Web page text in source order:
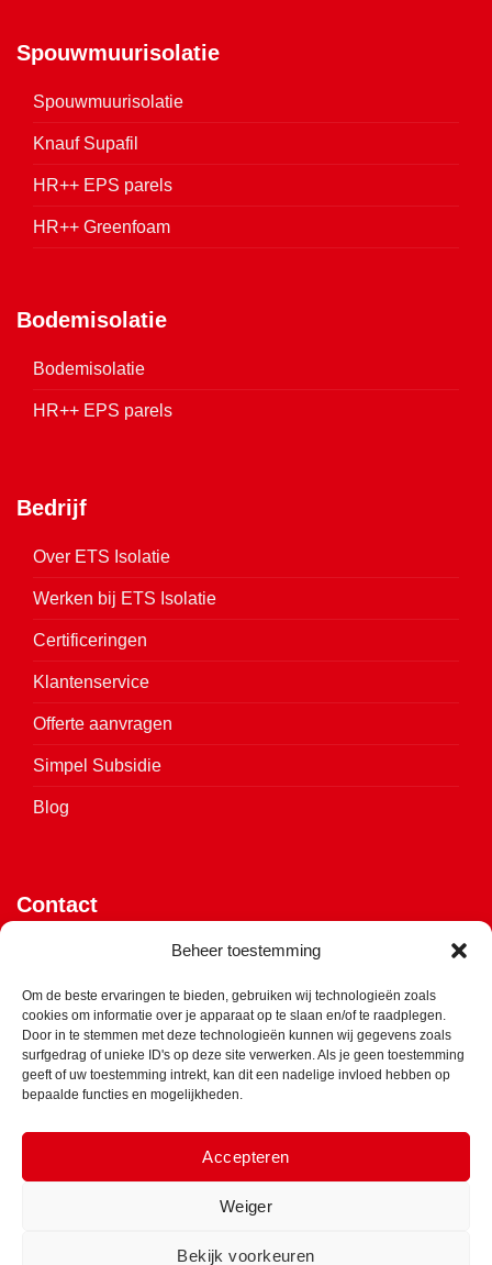
Beheer toestemming
Om de beste ervaringen te bieden, gebruiken wij technologieën zoals
cookies om informatie over je apparaat op te slaan en/of te raadplegen.
Door in te stemmen met deze technologieën kunnen wij gegevens zoals
surfgedrag of unieke ID's op deze site verwerken. Als je geen toestemming
geeft of uw toestemming intrekt, kan dit een nadelige invloed hebben op
bepaalde functies en mogelijkheden.
Accepteren
Weiger
Bekijk voorkeuren
Spouwmuurisolatie
Spouwmuurisolatie
Knauf Supafil
HR++ EPS parels
HR++ Greenfoam
Bodemisolatie
Bodemisolatie
HR++ EPS parels
Bedrijf
Over ETS Isolatie
Werken bij ETS Isolatie
Certificeringen
Klantenservice
Offerte aanvragen
Simpel Subsidie
Blog
Contact
Klik hier voor de routebeschrijving
info@ets-isolatie.nl
0547 - 850 975